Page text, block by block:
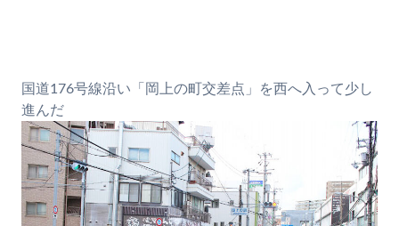
国道176号線沿い「岡上の町交差点」を西へ入って少し
進んだ